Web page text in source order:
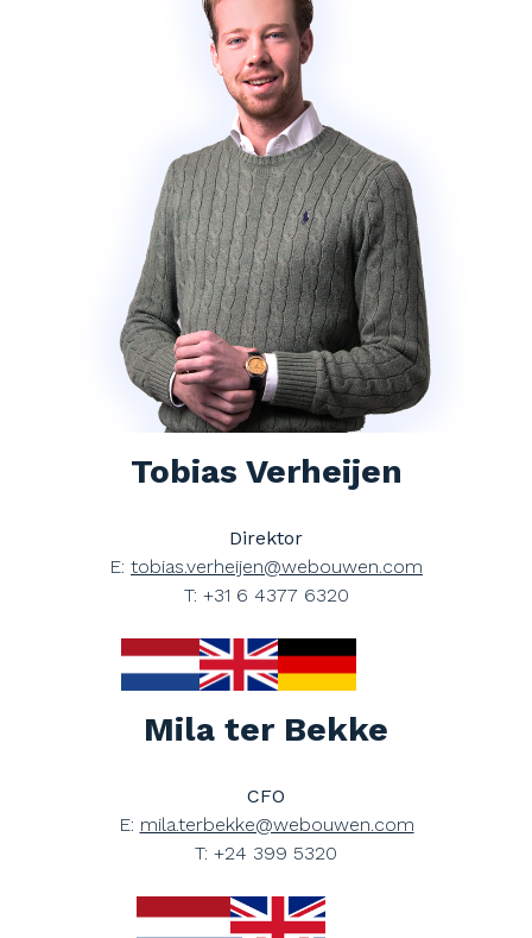
Tobias Verheijen
Direktor
E: tobias.verheijen@webouwen.com
T: +31 6 4377 6320
Mila ter Bekke
CFO
E: mila.terbekke@webouwen.com
T: +24 399 5320